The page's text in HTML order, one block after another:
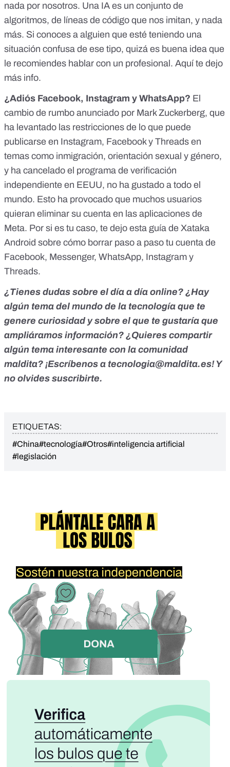
nada por nosotros. Una IA es un conjunto de
algoritmos, de líneas de código que nos imitan, y nada
más. Si conoces a alguien que esté teniendo una
situación confusa de ese tipo, quizá es buena idea que
le recomiendes hablar con un profesional. Aquí te dejo
más info.
¿Adiós Facebook, Instagram y WhatsApp? El
cambio de rumbo anunciado por Mark Zuckerberg, que
ha levantado las restricciones de lo que puede
publicarse en Instagram, Facebook y Threads en
temas como inmigración, orientación sexual y género,
y ha cancelado el programa de verificación
independiente en EEUU, no ha gustado a todo el
mundo. Esto ha provocado que muchos usuarios
quieran eliminar su cuenta en las aplicaciones de
Meta. Por si es tu caso, te dejo esta guía de Xataka
Android sobre cómo borrar paso a paso tu cuenta de
Facebook, Messenger, WhatsApp, Instagram y
Threads.
¿Tienes dudas sobre el día a día online? ¿Hay
algún tema del mundo de la tecnología que te
genere curiosidad y sobre el que te gustaría que
ampliáramos información? ¿Quieres compartir
algún tema interesante con la comunidad
maldita? ¡Escríbenos a tecnologia@maldita.es! Y
no olvides suscribirte.
ETIQUETAS:
#China#tecnología#Otros#inteligencia artificial
#legislación